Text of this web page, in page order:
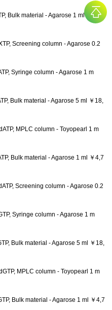
Bulk material - Agarose 1 ml ￥4,70
Screening column - Agarose 0.2
Syringe column - Agarose 1 m
Bulk material - Agarose 5 ml ￥18,
MPLC column - Toyopearl 1 m
Bulk material - Agarose 1 ml ￥4,7
Screening column - Agarose 0.2
Syringe column - Agarose 1 m
Bulk material - Agarose 5 ml ￥18,
MPLC column - Toyopearl 1 m
Bulk material - Agarose 1 ml ￥4,7